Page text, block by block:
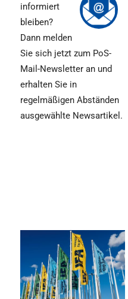
informiert
bleiben?
Dann melden
Sie sich jetzt zum PoS-
Mail-Newsletter an und
erhalten Sie in
regelmäßigen Abständen
ausgewählte Newsartikel.